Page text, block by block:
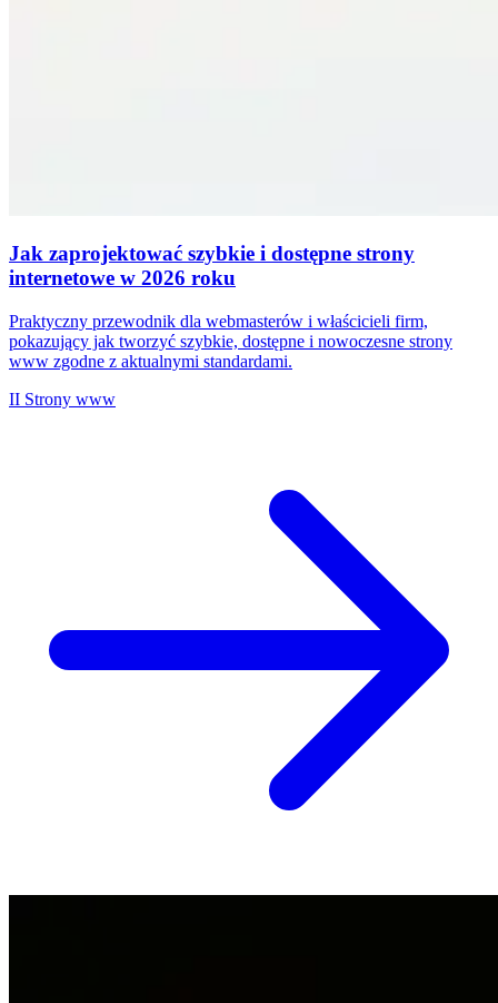
Jak zaprojektować szybkie i dostępne strony
internetowe w 2026 roku
Praktyczny przewodnik dla webmasterów i właścicieli firm,
pokazujący jak tworzyć szybkie, dostępne i nowoczesne strony
www zgodne z aktualnymi standardami.
II Strony www